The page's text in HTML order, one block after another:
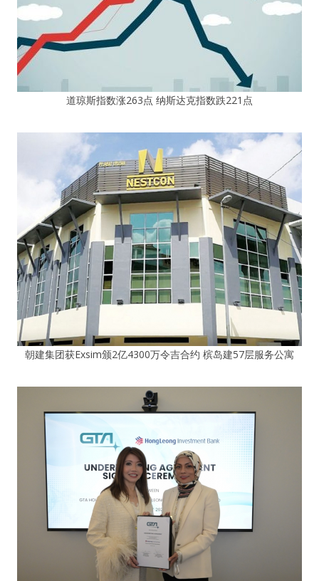
道琼斯指数涨263点 纳斯达克指数跌221点
朝建集团获Exsim颁2亿4300万令吉合约 槟岛建57层服务公寓